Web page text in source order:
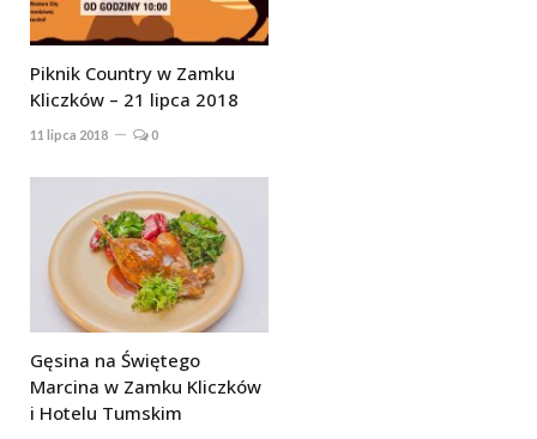
Piknik Country w Zamku
Kliczków – 21 lipca 2018
11 lipca 2018 0
Gęsina na Świętego
Marcina w Zamku Kliczków
i Hotelu Tumskim